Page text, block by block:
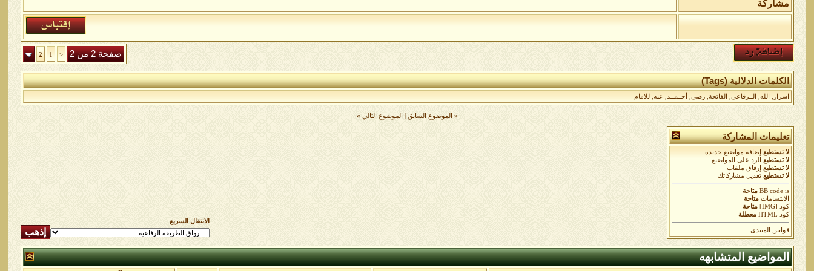
مشاركة
صفحة 2 من 2 <
1
2
الكلمات الدلالية (Tags)
اسرار الله الــرفاعي الفاتحة ,رضي أحــمــد عنه ,للامام
« الموضوع السابق الموضوع التالي »
تعليمات المشاركة
لا تستطيع
إضافة مواضيع جديدة
لا تستطيع
الرد على المواضيع
لا تستطيع
إرفاق ملفات
لا تستطيع تعديل مشاركاتك
BB codeis
متاحة
الابتسامات متاحة
كود [IMG]
متاحة
كود HTML
معطلة
قوانين المنتدى
الانتقال السريع
المواضيع المتشابهه